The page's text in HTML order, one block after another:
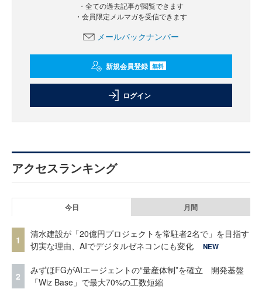
・全ての過去記事が閲覧できます
・会員限定メルマガを受信できます
メールバックナンバー
新規会員登録 無料
ログイン
アクセスランキング
今日 月間
1
清水建設が「20億円プロジェクトを常駐者2名で」を目指す
切実な理由、AIでデジタルゼネコンにも変化
NEW
2
みずほFGがAIエージェントの“量産体制”を確立 開発基盤
「Wiz Base」で最大70%の工数短縮